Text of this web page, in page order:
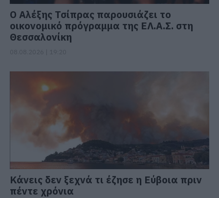
Ο Αλέξης Τσίπρας παρουσιάζει το
οικονομικό πρόγραμμα της ΕΛ.Α.Σ. στη
Θεσσαλονίκη
Κάνεις δεν ξεχνά τι έζησε η Εύβοια πριν
πέντε χρόνια